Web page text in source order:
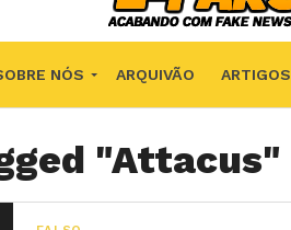
NÓS ARQUIVÃO ARTIGOS
"Attacus"